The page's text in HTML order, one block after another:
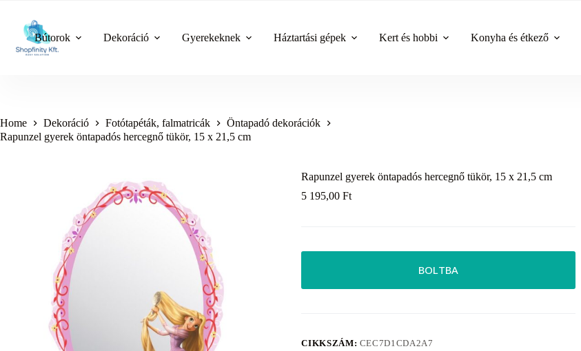
content
Bútorok Dekoráció Gyerekeknek Háztartási gépek Kert és hobbi Konyha és étkező
Home Dekoráció Fotótapéták, falmatricák
Öntapadó dekorációk
Rapunzel gyerek öntapadós hercegnő tükör, 15 x 21,5 cm
Rapunzel gyerek öntapadós hercegnő tükör, 15 x 21,5 cm
5 195,00Ft
BOLTBA
CIKKSZÁM: CEC7D1CDA2A7